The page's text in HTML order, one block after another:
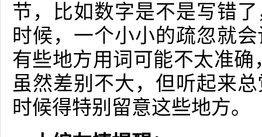
节，比如数字是不是写错
时候，一个小小的疏忽就
有些地方用词可能不太准确
虽然差别不大，但听起来
时候得特别留意这些地方。